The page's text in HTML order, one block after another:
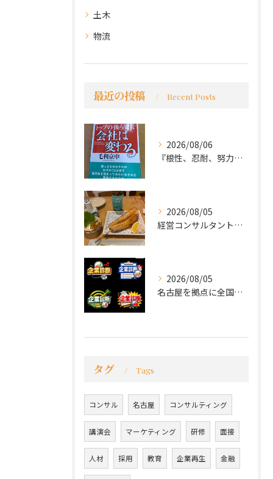
土木
物流
最近の投稿 Recent Posts
2026/08/06
『根性、忍耐、努力という言葉は死語なのか』
2026/08/05
経営コンサルタントのモーちゃん・毛利京申です。
2026/08/05
名古屋を拠点に全国で活動する 経営コンサルタントの 毛利京申...
タグ Tags
コンサル 名古屋 コンサルティング
講演会 マーケティング 研修 面接
人材 採用 教育 企業再生 金融